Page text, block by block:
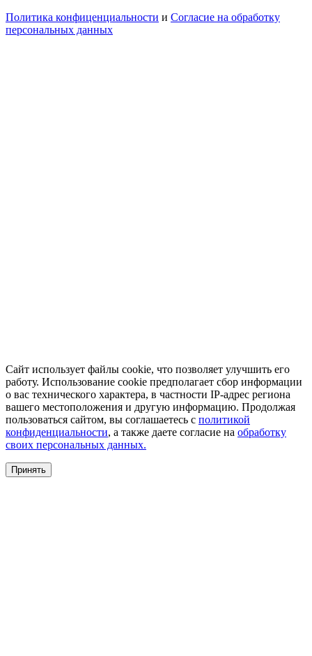
Политика конфиценциальности и Согласие на обработку
персональных данных
Сайт использует файлы cookie, что позволяет улучшить его
работу. Использование cookie предполагает сбор информации
о вас технического характера, в частности IP-адрес региона
вашего местоположения и другую информацию. Продолжая
пользоваться сайтом, вы соглашаетесь с политикой
конфиденциальности, а также даете согласие на обработку
своих персональных данных.
Принять